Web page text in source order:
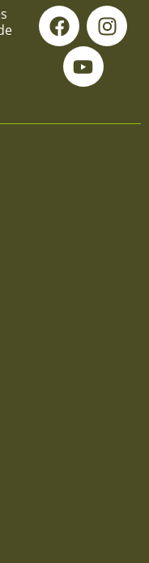
F
a
c
e
o
I
n
s
g
Y
o
u
t
u
b